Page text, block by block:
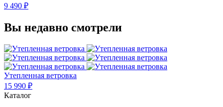
9 490 ₽
Вы недавно смотрели
Утепленная ветровка
15 990 ₽
Каталог